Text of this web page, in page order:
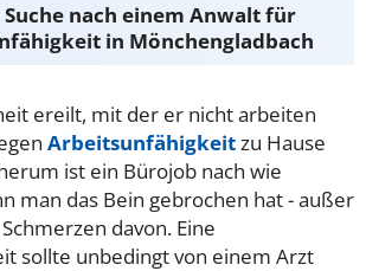
nach einem Anwalt für
in Mönchengladbach
ereilt, mit der er nicht arbeiten
Arbeitsunfähigkeitzu Hause
ist ein Bürojob nach wie
man das Bein gebrochen hat - außer
davon. Eine
sollte unbedingt von einem Arzt